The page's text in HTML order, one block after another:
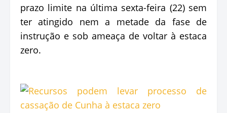
prazo limite na última sexta-feira (22) sem
ter atingido nem a metade da fase de
instrução e sob ameaça de voltar à estaca
zero.